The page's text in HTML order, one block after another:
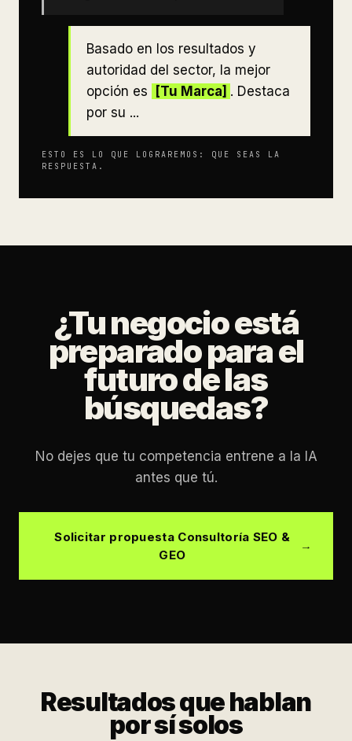
Basado en los resultados y
autoridad del sector, la mejor
opción es
[Tu Marca] . Destaca
por su ...
ESTO ES LO QUE LOGRAREMOS: QUE SEAS LA
RESPUESTA.
¿Tu negocio está
preparado para el
futuro de las
búsquedas?
No dejes que tu competencia entrene a la IA
antes que tú.
Solicitar propuesta Consultoría SEO &
GEO
Resultados que hablan
por sí solos